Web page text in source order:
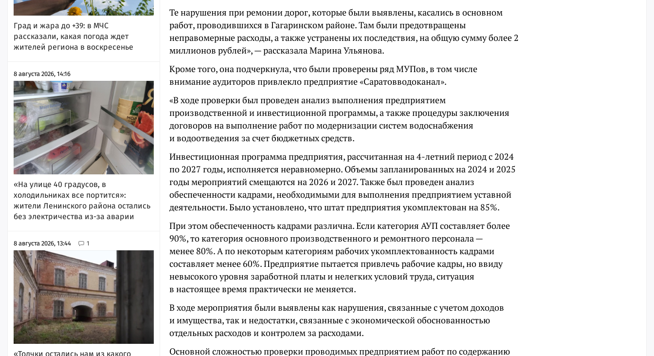
Град и жара до +39: в МЧС
рассказали, какая погода ждет
жителей региона в воскресенье
8 августа 2026, 14:16
«На улице 40 градусов, в
холодильниках все портится»:
жители Ленинского района остались
без электричества из-за аварии
8 августа 2026, 13:44 1
«Толчки остались нам из какого
Те нарушения при ремонии дорог, которые были выявлены, касались в основном
работ, проводившихся в Гагаринском районе. Там были предотвращены
неправомерные расходы, а также устранены их последствия, на общую сумму более 2
миллионов рублей», — рассказала Марина Ульянова.
Кроме того, она подчеркнула, что были проверены ряд МУПов, в том числе
внимание аудиторов привлекло предприятие «Саратовводоканал».
«В ходе проверки был проведен анализ выполнения предприятием
производственной и инвестиционной программы, а также процедуры заключения
договоров на выполнение работ по модернизации систем водоснабжения
и водоотведения за счет бюджетных средств.
Инвестиционная программа предприятия, рассчитанная на 4-летний период с 2024
по 2027 годы, исполняется неравномерно. Объемы запланированных на 2024 и 2025
годы мероприятий смещаются на 2026 и 2027. Также был проведен анализ
обеспеченности кадрами, необходимыми для выполнения предприятием уставной
деятельности. Было установлено, что штат предприятия укомплектован на 85%.
При этом обеспеченность кадрами различна. Если категория АУП составляет более
90%, то категория основного производственного и ремонтного персонала —
менее 80%. А по некоторым категориям рабочих укомплектованность кадрами
составляет менее 60%. Предприятие пытается привлечь рабочие кадры, но ввиду
невысокого уровня заработной платы и нелегких условий труда, ситуация
в настоящее время практически не меняется.
В ходе мероприятия были выявлены как нарушения, связанные с учетом доходов
и имущества, так и недостатки, связанные с экономической обоснованностью
отдельных расходов и контролем за расходами.
Основной сложностью проверки проводимых предприятием работ по содержанию